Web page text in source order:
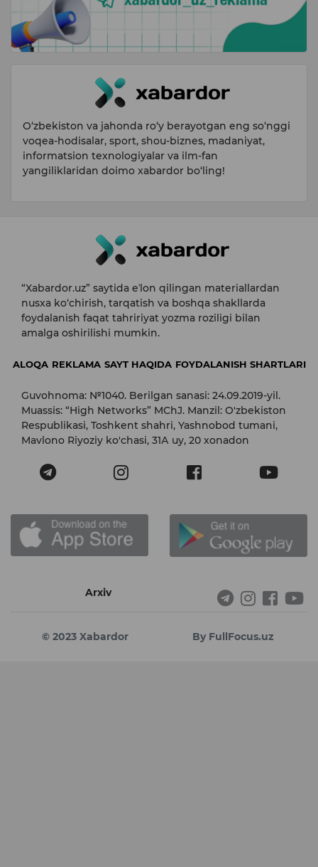
O‘zbekiston va jahonda ro‘y berayotgan eng so‘nggi
voqea-hodisalar, sport, shou-biznes, madaniyat,
informatsion texnologiyalar va ilm-fan
yangiliklaridan doimo xabardor bo‘ling!
“Xabardor.uz” saytida eʼlon qilingan materiallardan
nusxa ko‘chirish, tarqatish va boshqa shakllarda
foydalanish faqat tahririyat yozma roziligi bilan
amalga oshirilishi mumkin.
ALOQA REKLAMA SAYT HAQIDA FOYDALANISH SHARTLARI
Guvohnoma: №1040. Berilgan sanasi: 24.09.2019-yil.
Muassis: “High Networks” MChJ. Manzil: O'zbekiston
Respublikasi, Toshkent shahri, Yashnobod tumani,
Mavlono Riyoziy ko'chasi, 31А uy, 20 xonadon
Arxiv
© 2023 Xabardor By FullFocus.uz